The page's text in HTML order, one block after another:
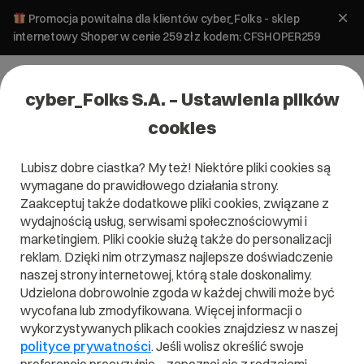
Promocja powitalna dla klientów cyber_Folks - sklep
internetowy Shoper w cenie 259 zł z kodem: CFSHOPER259
cyber_Folks S.A. – Ustawienia plików
cookies
Lubisz dobre ciastka? My też! Niektóre pliki cookies są
wymagane do prawidłowego działania strony.
Zaakceptuj także dodatkowe pliki cookies, związane z
wydajnością usług, serwisami społecznościowymi i
marketingiem. Pliki cookie służą także do personalizacji
reklam. Dzięki nim otrzymasz najlepsze doświadczenie
naszej strony internetowej, którą stale doskonalimy.
Udzielona dobrowolnie zgoda w każdej chwili może być
wycofana lub zmodyfikowana. Więcej informacji o
wykorzystywanych plikach cookies znajdziesz w naszej
polityce prywatności. Jeśli wolisz określić swoje